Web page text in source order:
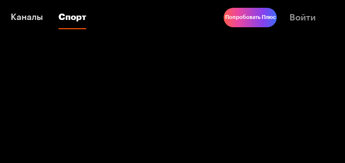
Каналы Спорт
Каналы Спорт Попробовать Плюс Войти